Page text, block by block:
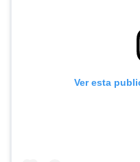
Ver esta